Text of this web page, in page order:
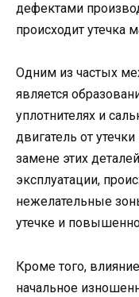
дефектами
происходит утечка
Одним из частых
является
уплотнителях и
двигатель от
замене этих
эксплуатации,
нежелательные
утечке и
Кроме того,
начальное